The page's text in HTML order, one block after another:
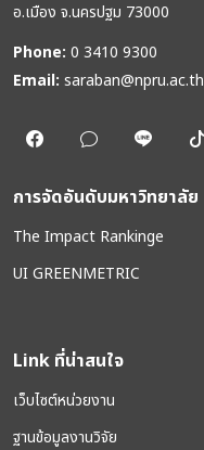
อ.เมือง จ.นครปฐม 73000
Phone: 0 3410 9300
Email: saraban@npru.ac.th
การจัดอันดับมหาวิทยาลัย
The Impact Rankinge
UI GREENMETRIC
Link ที่น่าสนใจ
เว็บไซต์หน่วยงาน
ฐานข้อมูลงานวิจัย